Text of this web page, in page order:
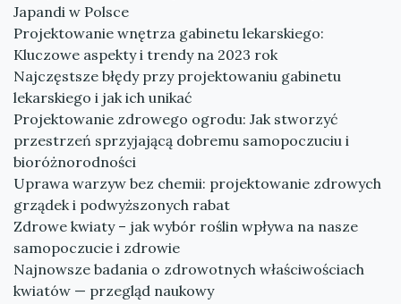
Japandi w Polsce
Projektowanie wnętrza gabinetu lekarskiego:
Kluczowe aspekty i trendy na 2023 rok
Najczęstsze błędy przy projektowaniu gabinetu
lekarskiego i jak ich unikać
Projektowanie zdrowego ogrodu: Jak stworzyć
przestrzeń sprzyjającą dobremu samopoczuciu i
bioróżnorodności
Uprawa warzyw bez chemii: projektowanie zdrowych
grządek i podwyższonych rabat
Zdrowe kwiaty – jak wybór roślin wpływa na nasze
samopoczucie i zdrowie
Najnowsze badania o zdrowotnych właściwościach
kwiatów — przegląd naukowy